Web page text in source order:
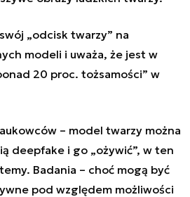
„odcisk twarzy” na
modeli i uważa, że jest w
20 proc. tożsamości” w
– model twarzy można
deepfake i go „ożywić”, w ten
Badania – choć mogą być
pod względem możliwości